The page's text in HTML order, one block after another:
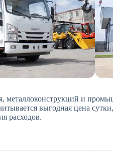
и
выгодная цена
расходов.